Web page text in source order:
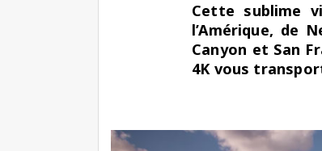
Cette sublime
l’Amérique, de
Canyon et San
4K vous